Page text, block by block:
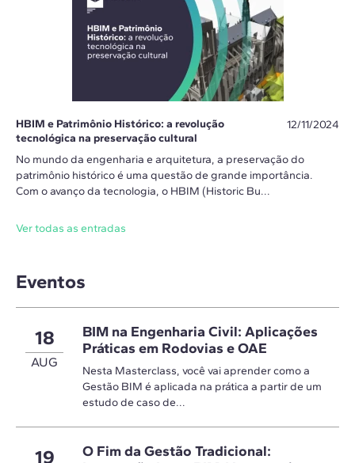
HBIM e Patrimônio Histórico: a revolução
tecnológica na preservação cultural
12/11/2024
No mundo da engenharia e arquitetura, a preservação do
patrimônio histórico é uma questão de grande importância.
Com o avanço da tecnologia, o HBIM (Historic Bu...
Ver todas as entradas
Eventos
18
AUG
BIM na Engenharia Civil: Aplicações
Práticas em Rodovias e OAE
Nesta Masterclass, você vai aprender como a
Gestão BIM é aplicada na prática a partir de um
estudo de caso de...
19
O Fim da Gestão Tradicional: